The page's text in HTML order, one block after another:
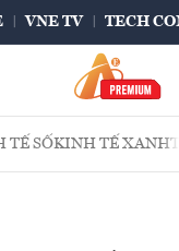
VNE TV TECH
TẾ SỐKINH TẾ XANH